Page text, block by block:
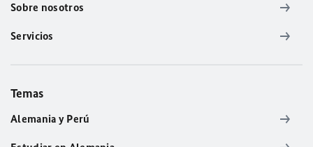
Sobre nosotros
Servicios
Temas
Alemania y Perú